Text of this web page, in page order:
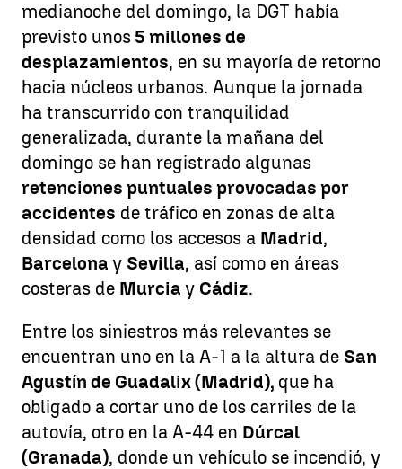
medianoche del domingo, la DGT había
previsto unos 5 millones de
desplazamientos, en su mayoría de retorno
hacia núcleos urbanos. Aunque la jornada
ha transcurrido con tranquilidad
generalizada, durante la mañana del
domingo se han registrado algunas
retenciones puntuales provocadas por
accidentes de tráfico en zonas de alta
densidad como los accesos a Madrid,
Barcelona y Sevilla, así como en áreas
costeras de Murcia y Cádiz.
Entre los siniestros más relevantes se
encuentran uno en la A-1 a la altura de San
Agustín de Guadalix (Madrid), que ha
obligado a cortar uno de los carriles de la
autovía, otro en la A-44 en Dúrcal
(Granada), donde un vehículo se incendió, y